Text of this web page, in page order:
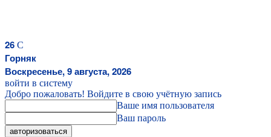
26 C
Горняк
Воскресенье, 9 августа, 2026
войти в систему
Добро пожаловать! Войдите в свою учётную запись
Ваше имя пользователя
Ваш пароль